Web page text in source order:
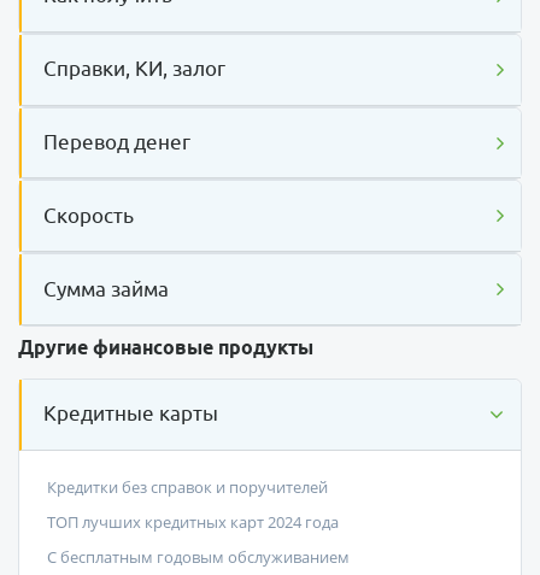
Справки, КИ, залог
Перевод денег
Скорость
Сумма займа
Другие финансовые продукты
Кредитные карты
Кредитки без справок и поручителей
ТОП лучших кредитных карт 2024 года
С бесплатным годовым обслуживанием